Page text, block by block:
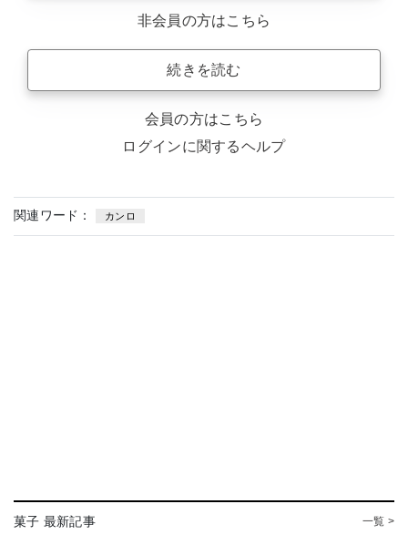
非会員の方はこちら
続きを読む
会員の方はこちら
ログインに関するヘルプ
関連ワード： カンロ
菓子 最新記事 一覧 >